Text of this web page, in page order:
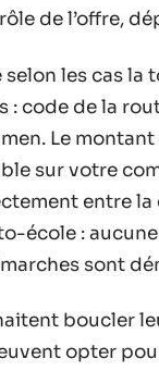
de l’offre,
selon les cas la
: code de la
Le
sur votre
entre la
école :
sont
boucler
opter